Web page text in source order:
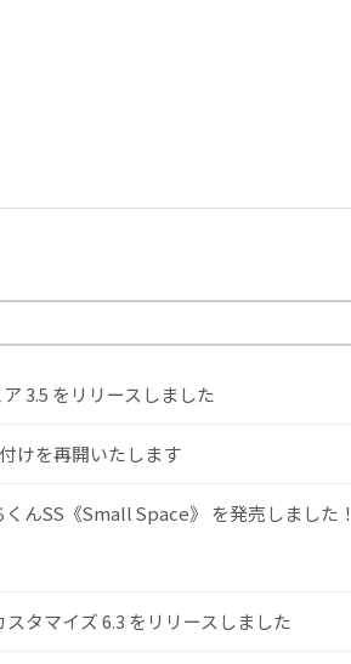
3.5 をリリースしました
けを再開いたします
くんSS《Small Space》 を発売しました！
タマイズ 6.3 をリリースしました